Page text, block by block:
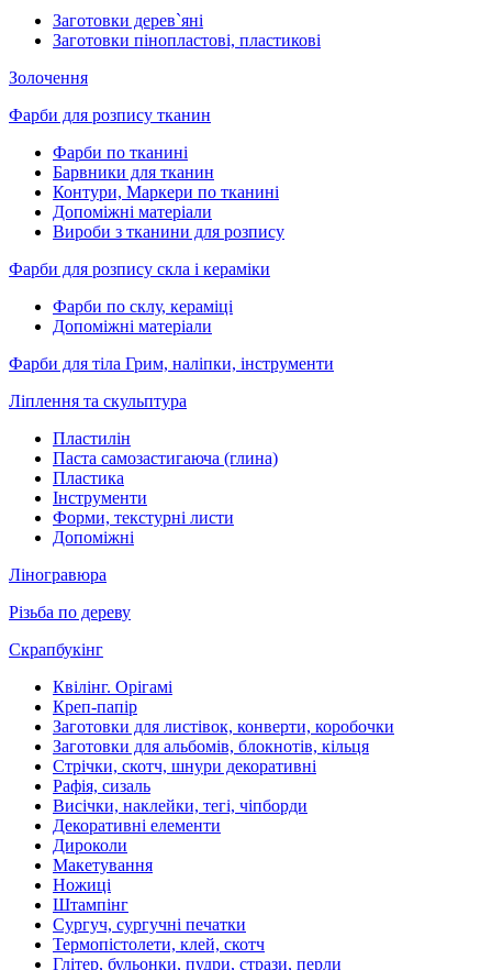
Заготовки дерев`яні
Заготовки пінопластові, пластикові
Золочення
Фарби для розпису тканин
Фарби по тканині
Барвники для тканин
Контури, Маркери по тканині
Допоміжні матеріали
Вироби з тканини для розпису
Фарби для розпису скла і кераміки
Фарби по склу, кераміці
Допоміжні матеріали
Фарби для тіла Грим, наліпки, інструменти
Ліплення та скульптура
Пластилін
Паста самозастигаюча (глина)
Пластика
Інструменти
Форми, текстурні листи
Допоміжні
Ліногравюра
Різьба по дереву
Скрапбукінг
Квілінг. Орігамі
Креп-папір
Заготовки для листівок, конверти, коробочки
Заготовки для альбомів, блокнотів, кільця
Стрічки, скотч, шнури декоративні
Рафія, сизаль
Висічки, наклейки, тегі, чіпборди
Декоративні елементи
Дироколи
Макетування
Ножиці
Штампінг
Сургуч, сургучні печатки
Термопістолети, клей, скотч
Глітер, бульонки, пудри, стрази, перли